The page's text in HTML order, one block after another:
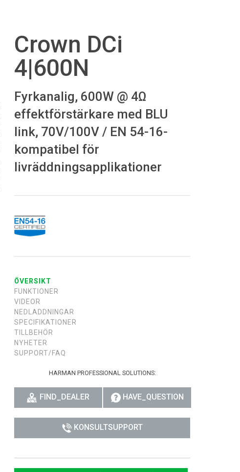
Crown DCi
4|600N
Fyrkanalig, 600W @ 4Ω
effektförstärkare med BLU
link, 70V/100V / EN 54-16-
kompatibel för
livräddningsapplikationer
ÖVERSIKT
FUNKTIONER
VIDEOR
NEDLADDNINGAR
SPECIFIKATIONER
TILLBEHÖR
NYHETER
SUPPORT/FAQ
HARMAN PROFESSIONAL SOLUTIONS:
FIND_DEALER HAVE_QUESTION
KONSULTSUPPORT